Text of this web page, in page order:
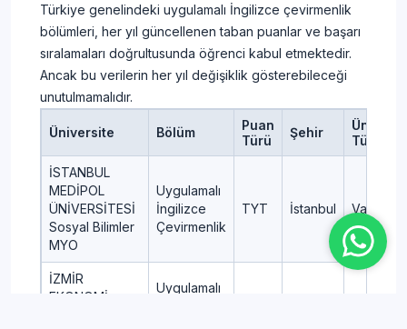
Türkiye genelindeki uygulamalı İngilizce çevirmenlik
bölümleri, her yıl güncellenen taban puanlar ve başarı
sıralamaları doğrultusunda öğrenci kabul etmektedir.
Ancak bu verilerin her yıl değişiklik gösterebileceği
unutulmamalıdır.
Üniversite Bölüm
Puan
Türü
Şehir
Türü
İSTANBUL
MEDİPOL
ÜNİVERSİTESİ
Sosyal Bilimler
MYO
Uygulamalı
İngilizce
Çevirmenlik
TYT İstanbul Vakıf
İZMİR
EKONOMİ
Uygulamalı